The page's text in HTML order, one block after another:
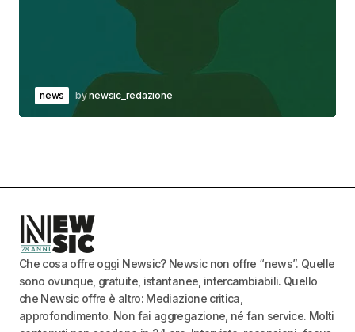
news bynewsic_redazione
Che cosa offre oggi Newsic? Newsic non offre “news”. Quelle
sono ovunque, gratuite, istantanee, intercambiabili. Quello
che Newsic offre è altro: Mediazione critica,
approfondimento. Non fai aggregazione, né fan service. Molti